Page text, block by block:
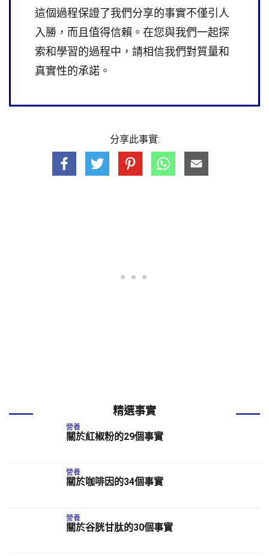
這個過程保證了我們分享的事實不僅引人
入勝，而且值得信賴。在您與我們一起探
索和學習的過程中，請相信我們對質量和
真實性的承諾。
分享此事實:
精選事實
營養
關於紅椒粉的29個事實
營養
關於咖啡因的34個事實
營養
關於谷胱甘肽的30個事實